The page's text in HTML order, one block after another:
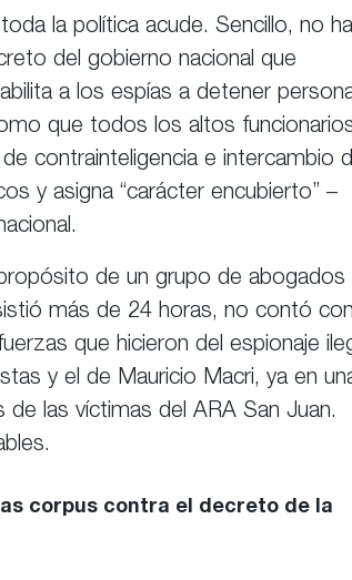
la política acude. Sencillo, no
del gobierno nacional que
a los espías a detener
que todos los altos
contrainteligencia e intercambio
y asigna “carácter encubierto” –
de un grupo de abogados
más de 24 horas, no contó con
que hicieron del espionaje
y el de Mauricio Macri, ya en
las víctimas del ARA San Juan.
corpus contra el decreto de la